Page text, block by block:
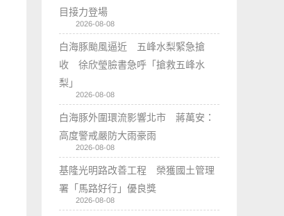
目接力登場
2026-08-08
白海豚颱風逼近 五峰水梨緊急搶
收 徐欣瑩臉書急呼「搶救五峰水
梨」
2026-08-08
白海豚外圍環流影響北市 蔣萬安：
高度警戒嚴防大雨豪雨
2026-08-08
基隆光明路改善工程 榮獲國土管理
署「馬路好行」優良獎
2026-08-08